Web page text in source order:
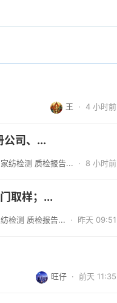
王 · 4 小时前
公司、...
家纺检测 质检报告... · 8 小时前
取样；...
检测 质检报告... · 昨天 09:51
旺仔 · 前天 11:35